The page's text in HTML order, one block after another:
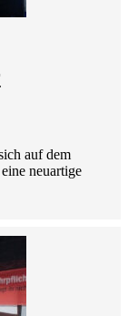
auf dem
neuartige